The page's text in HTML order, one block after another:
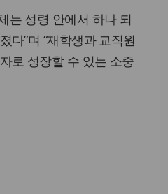
는 성령 안에서 하나 되
다”며 “재학생과 교직원
로 성장할 수 있는 소중